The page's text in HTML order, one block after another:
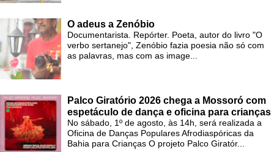
O adeus a Zenóbio
Documentarista. Repórter. Poeta, autor do livro "O
verbo sertanejo", Zenóbio fazia poesia não só com
as palavras, mas com as image...
Palco Giratório 2026 chega a Mossoró com
espetáculo de dança e oficina para crianças
No sábado, 1º de agosto, às 14h, será realizada a
Oficina de Danças Populares Afrodiaspóricas da
Bahia para Crianças O projeto Palco Giratór...